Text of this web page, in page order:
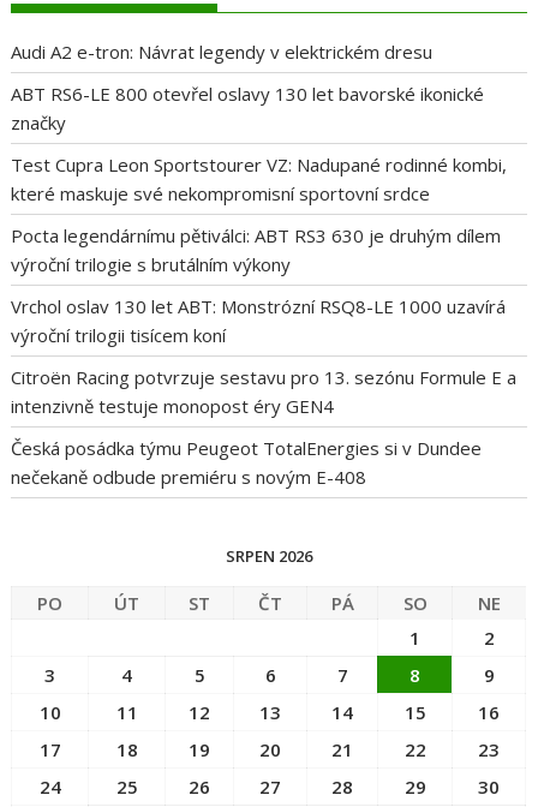
Audi A2 e-tron: Návrat legendy v elektrickém dresu
ABT RS6-LE 800 otevřel oslavy 130 let bavorské ikonické
značky
Test Cupra Leon Sportstourer VZ: Nadupané rodinné kombi,
které maskuje své nekompromisní sportovní srdce
Pocta legendárnímu pětiválci: ABT RS3 630 je druhým dílem
výroční trilogie s brutálním výkony
Vrchol oslav 130 let ABT: Monstrózní RSQ8-LE 1000 uzavírá
výroční trilogii tisícem koní
Citroën Racing potvrzuje sestavu pro 13. sezónu Formule E a
intenzivně testuje monopost éry GEN4
Česká posádka týmu Peugeot TotalEnergies si v Dundee
nečekaně odbude premiéru s novým E-408
SRPEN 2026
PO ÚT ST ČT PÁ SO
NE
1
2
3
4 5 6 7 8
9
10
11 12 13 14 15
16
17
18 19 20 21 22
23
24
25 26 27 28 29
30